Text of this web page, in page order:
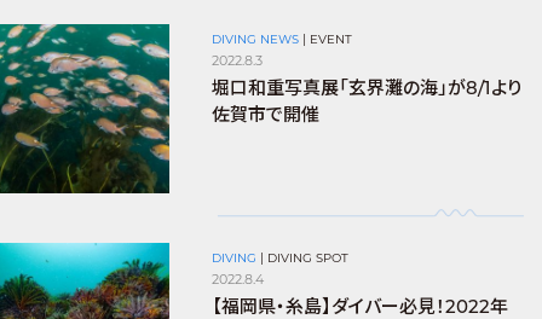
DIVING NEWS | EVENT
2022.8.3
堀口和重写真展「玄界灘の海」が8/1より
佐賀市で開催
DIVING | DIVING SPOT
2022.8.4
【福岡県・糸島】ダイバー必見！2022年